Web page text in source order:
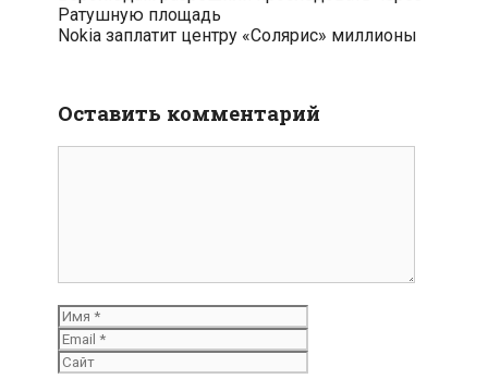
по
записям
Ратушную площадь
Nokia заплатит центру «Солярис» миллионы
Оставить комментарий
Имя